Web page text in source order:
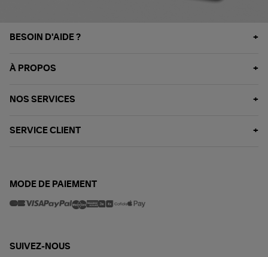
BESOIN D'AIDE ?
À PROPOS
NOS SERVICES
SERVICE CLIENT
MODE DE PAIEMENT
SUIVEZ-NOUS